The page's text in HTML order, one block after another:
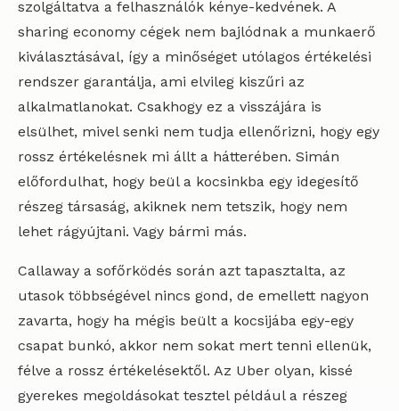
szolgáltatva a felhasználók kénye-kedvének. A
sharing economy cégek nem bajlódnak a munkaerő
kiválasztásával, így a minőséget utólagos értékelési
rendszer garantálja, ami elvileg kiszűri az
alkalmatlanokat. Csakhogy ez a visszájára is
elsülhet, mivel senki nem tudja ellenőrizni, hogy egy
rossz értékelésnek mi állt a hátterében. Simán
előfordulhat, hogy beül a kocsinkba egy idegesítő
részeg társaság, akiknek nem tetszik, hogy nem
lehet rágyújtani. Vagy bármi más.
Callaway a sofőrködés során azt tapasztalta, az
utasok többségével nincs gond, de emellett nagyon
zavarta, hogy ha mégis beült a kocsijába egy-egy
csapat bunkó, akkor nem sokat mert tenni ellenük,
félve a rossz értékelésektől. Az Uber olyan, kissé
gyerekes megoldásokat tesztel például a részeg